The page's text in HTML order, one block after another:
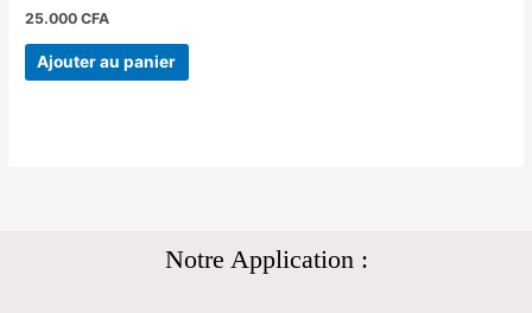
25.000CFA
Ajouter au panier
Notre Application :